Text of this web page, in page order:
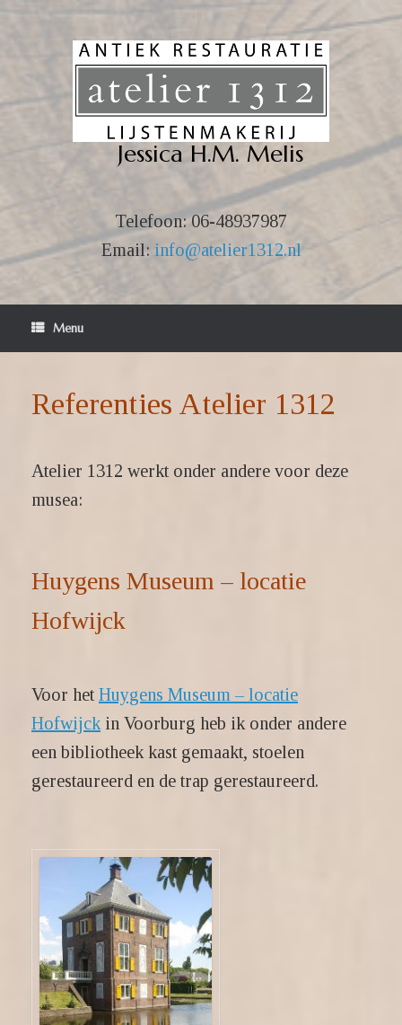
Jessica H.M. Melis
Telefoon:06-48937987
Email: info@atelier1312.nl
Menu
Referenties Atelier 1312
Atelier 1312 werkt onder andere voor deze
musea:
Huygens Museum – locatie
Hofwijck
Voor het Huygens Museum – locatie
Hofwijck in Voorburg heb ik onder andere
een bibliotheek kast gemaakt, stoelen
gerestaureerd en de trap gerestaureerd.